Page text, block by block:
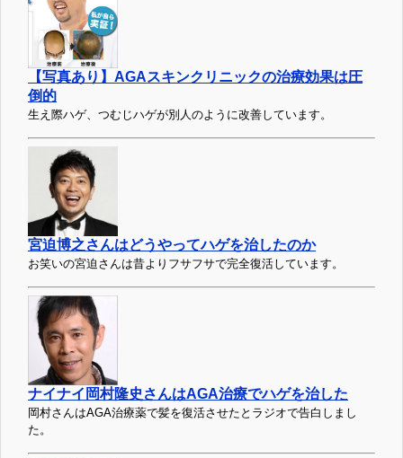
【写真あり】AGAスキンクリニックの治療効果は圧
倒的
生え際ハゲ、つむじハゲが別人のように改善しています。
宮迫博之さんはどうやってハゲを治したのか
お笑いの宮迫さんは昔よりフサフサで完全復活しています。
ナイナイ岡村隆史さんはAGA治療でハゲを治した
岡村さんはAGA治療薬で髪を復活させたとラジオで告白しまし
た。